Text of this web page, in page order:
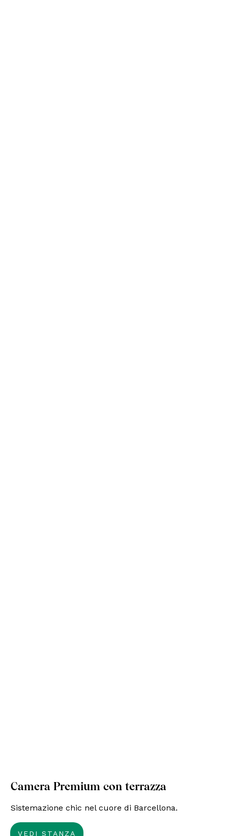
Camera Premium con terrazza
Sistemazione chic nel cuore di Barcellona.
VEDI STANZA